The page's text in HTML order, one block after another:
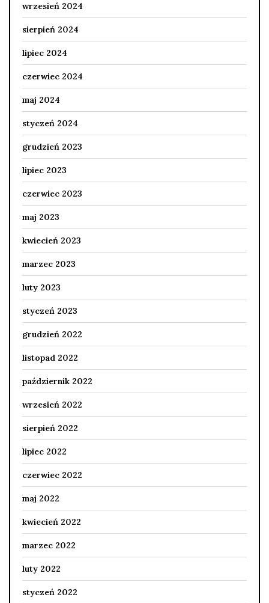
wrzesień 2024
sierpień 2024
lipiec 2024
czerwiec 2024
maj 2024
styczeń 2024
grudzień 2023
lipiec 2023
czerwiec 2023
maj 2023
kwiecień 2023
marzec 2023
luty 2023
styczeń 2023
grudzień 2022
listopad 2022
październik 2022
wrzesień 2022
sierpień 2022
lipiec 2022
czerwiec 2022
maj 2022
kwiecień 2022
marzec 2022
luty 2022
styczeń 2022